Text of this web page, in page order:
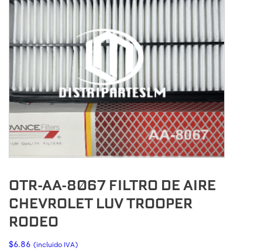
OTR-AA-8067 FILTRO DE AIRE
CHEVROLET LUV TROOPER
RODEO
$6.86 (incluido IVA)